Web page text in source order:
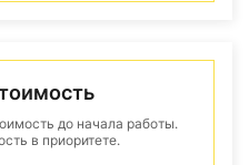
до начала работы.
в приоритете.